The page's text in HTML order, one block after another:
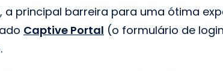
a principal barreira para uma ótima
Captive Portal (o formulário de